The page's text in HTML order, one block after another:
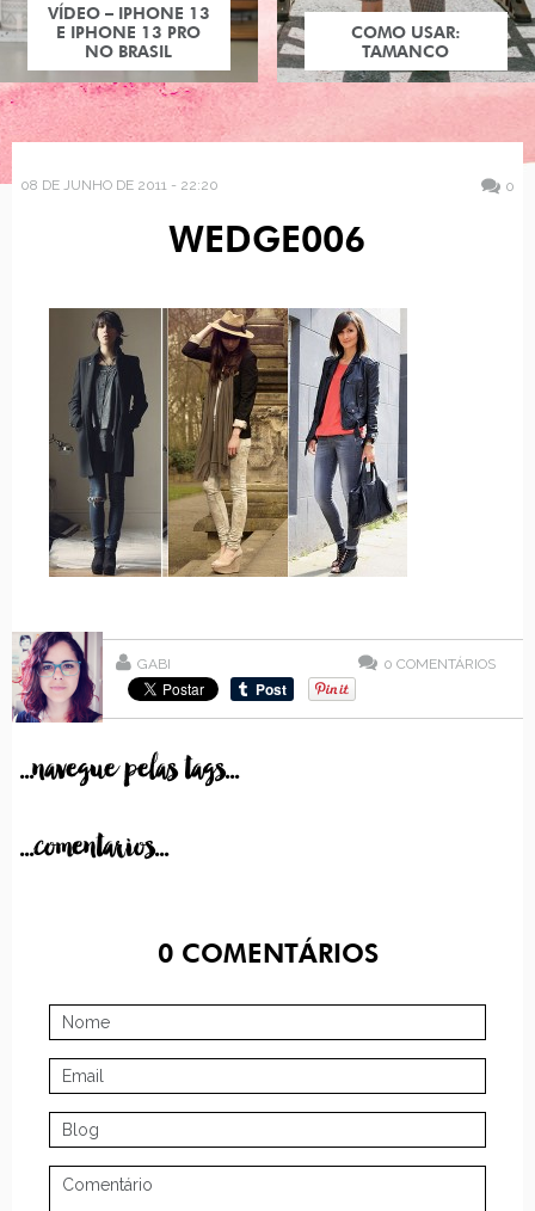
VÍDEO – IPHONE 13
E IPHONE 13 PRO
NO BRASIL
COMO USAR:
TAMANCO
08 DE JUNHO DE 2011 - 22:20 0
WEDGE006
GABI 0 COMENTÁRIOS
...navegue pelas tags...
...comentarios...
0COMENTÁRIOS